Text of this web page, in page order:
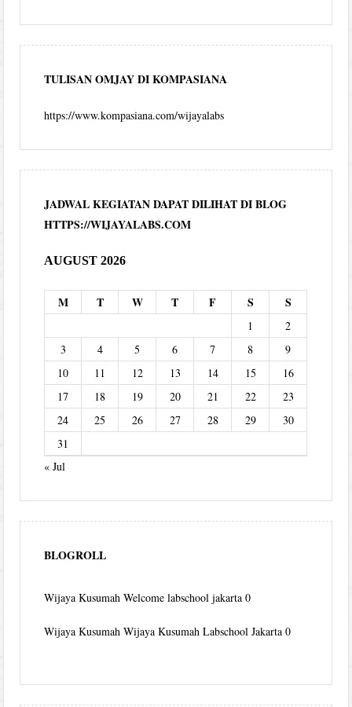
TULISAN OMJAY DI KOMPASIANA
https://www.kompasiana.com/wijayalabs
JADWAL KEGIATAN DAPAT DILIHAT DI BLOG
HTTPS://WIJAYALABS.COM
AUGUST 2026
M T W T F S S
1
2
3
4 5 6 7 8
9
10
11 12 13 14 15
16
17
18 19 20 21 22
23
24
25 26 27 28 29
30
31
« Jul
BLOGROLL
Wijaya Kusumah Welcome labschool jakarta 0
Wijaya Kusumah Wijaya Kusumah Labschool Jakarta 0